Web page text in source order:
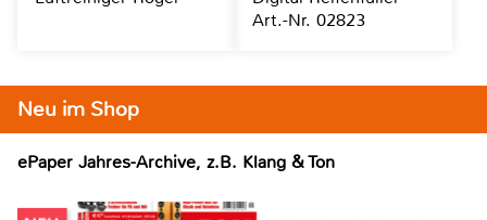
Neu im Shop
ePaper Jahres-Archive, z.B. Klang & Ton
Art.-Nr. 02823